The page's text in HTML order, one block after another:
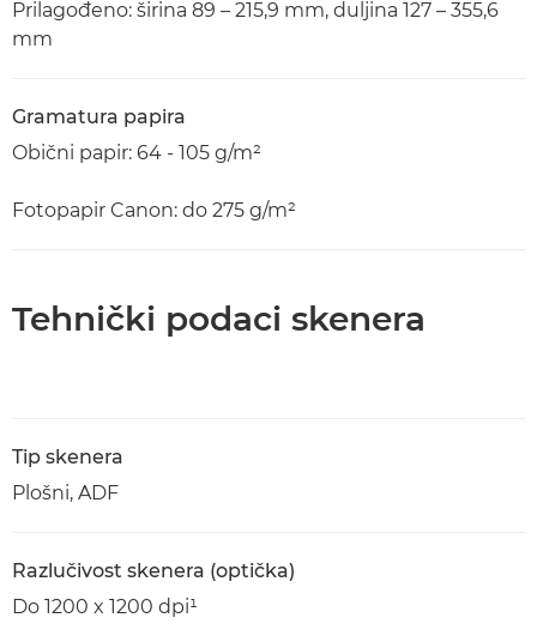
Prilagođeno: širina 89 – 215,9 mm, duljina 127 – 355,6
mm
Gramatura papira
Obični papir: 64 - 105 g/m²
Fotopapir Canon: do 275 g/m²
Tehnički podaci skenera
Tip skenera
Plošni, ADF
Razlučivost skenera (optička)
Do 1200 x 1200 dpi¹